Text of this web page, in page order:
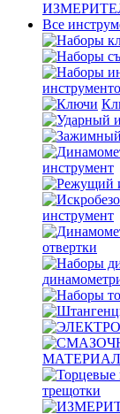
Все
инструмент
инструмент
отвертки
трещотки